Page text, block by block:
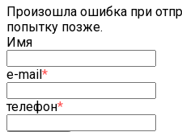
Произошла ошибка при
попытку позже.
Имя
e-mail*
телефон*